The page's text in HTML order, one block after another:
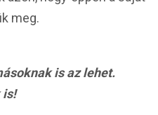
meg.
is az lehet.
is!